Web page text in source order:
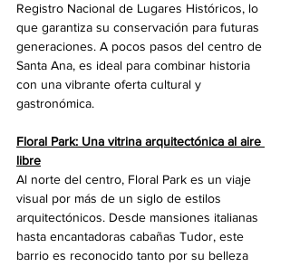
Registro Nacional de Lugares Históricos, lo
que garantiza su conservación para futuras
generaciones. A pocos pasos del centro de
Santa Ana, es ideal para combinar historia
con una vibrante oferta cultural y
gastronómica.
Floral Park: Una vitrina arquitectónica al aire
libre
Al norte del centro, Floral Park es un viaje
visual por más de un siglo de estilos
arquitectónicos. Desde mansiones italianas
hasta encantadoras cabañas Tudor, este
barrio es reconocido tanto por su belleza